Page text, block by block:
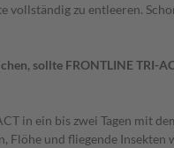
zu entleeren.
sollte FRONTLINE TRI-
in ein bis zwei Tagen mit
Flöhe und fliegende